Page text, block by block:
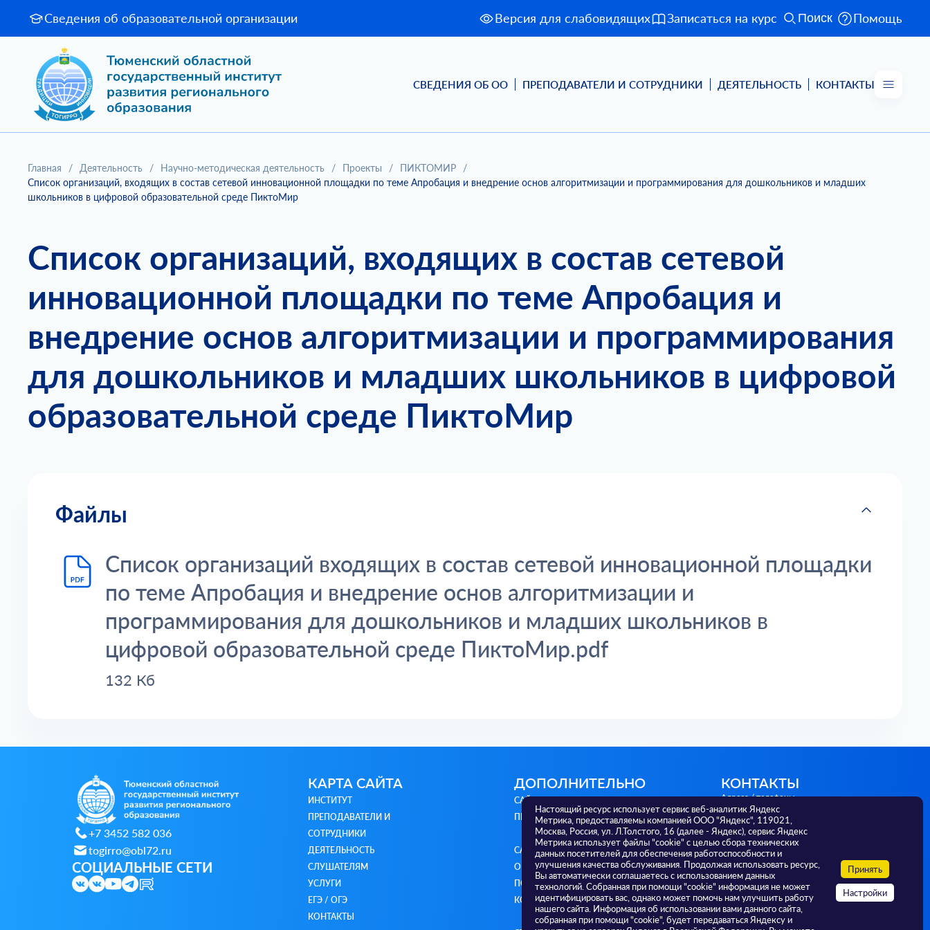
Версия для слабовидящих Помощь
Записаться на курс Поиск
Сведения об образовательной организации
СВЕДЕНИЯ ОБ ОО ПРЕПОДАВАТЕЛИ И СОТРУДНИКИ ДЕЯТЕЛЬНОСТЬ КОНТАКТЫ
Главная / Деятельность / Научно-методическая деятельность / Проекты / ПИКТОМИР
/
Список организаций, входящих в состав сетевой инновационной площадки по теме Апробация и внедрение основ алгоритмизации и программирования для дошкольников и младших
школьников в цифровой образовательной среде ПиктоМир
Список организаций, входящих в состав сетевой
инновационной площадки по теме Апробация и
внедрение основ алгоритмизации и программирования
для дошкольников и младших школьников в цифровой
образовательной среде ПиктоМир
Файлы
Список организаций входящих в состав сетевой инновационной площадки
по теме Апробация и внедрение основ алгоритмизации и
программирования для дошкольников и младших школьников в
цифровой образовательной среде ПиктоМир.pdf
132 Кб
+7 3452 582 036
togirro@obl72.ru
СОЦИАЛЬНЫЕ СЕТИ
КАРТА САЙТА
ИНСТИТУТ
ПРЕПОДАВАТЕЛИ И
СОТРУДНИКИ
ДЕЯТЕЛЬНОСТЬ
СЛУШАТЕЛЯМ
УСЛУГИ
ЕГЭ / ОГЭ
КОНТАКТЫ
ДОПОЛНИТЕЛЬНО
САЙТ МИНИСТЕРСТВА
ПРОСВЕЩЕНИЯ РФ
САЙТ МИНИСТЕРСТВА
ОБРАЗОВАНИЯ И НАУКИ РФ
ПОЛИТИКА
КОНФИДЕНЦИАЛЬНОСТИ
КОНТАКТЫ
Адреса / телефоны
г. Тюмень, ул. Советская 56,
625000; +7 3452 582 036
г. Тюмень, ул. Малыгина, 73,
625000; +7 3452 393 174
г. Тюмень, ул. Ленина, 69А, 625000;
+7 3452 638 116
Настоящий ресурс использует сервис веб-аналитик Яндекс
Метрика, предоставляемы компанией ООО "Яндекс", 119021,
Москва, Россия, ул. Л.Толстого, 16 (далее - Яндекс), сервис Яндекс
Метрика использует файлы "cookie" с целью сбора технических
данных посетителей для обеспечения работоспособности и
улучшения качества обслуживания. Продолжая использовать ресурс,
Вы автоматически соглашаетесь с использованием данных
технологий. Собранная при помощи "cookie" информация не может
идентифицировать вас, однако может помочь нам улучшить работу
нашего сайта. Информация об использовании вами данного сайта,
собранная при помощи "cookie", будет передаваться Яндексу и
Принять
Настройки